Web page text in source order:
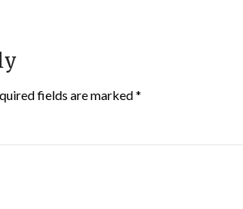
fields are marked*